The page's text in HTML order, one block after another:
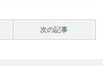
次の記事